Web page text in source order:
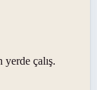
çalış.